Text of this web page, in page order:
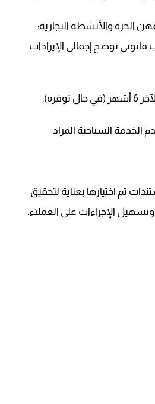
الحرة والأنشطة التجارية:
توضح إجمالي الإيرادات
السياحية المراد
تم اختيارها بعناية لتحقيق
الإجراءات على العملاء.